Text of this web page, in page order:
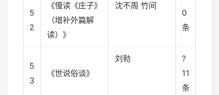
5
2
《慢读《庄子》
（增补外篇解
读）》
沈不周 竹间
0
条
5
3
《世说俗谈》
刘勃
?
11
条